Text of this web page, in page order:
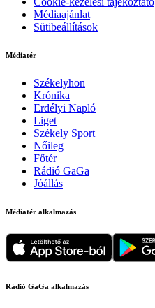
Médiaajánlat
Sütibeállítások
Médiatér
Székelyhon
Krónika
Erdélyi Napló
Liget
Székely Sport
Nőileg
Főtér
Rádió GaGa
Jóállás
Médiatér alkalmazás
Rádió GaGa alkalmazás